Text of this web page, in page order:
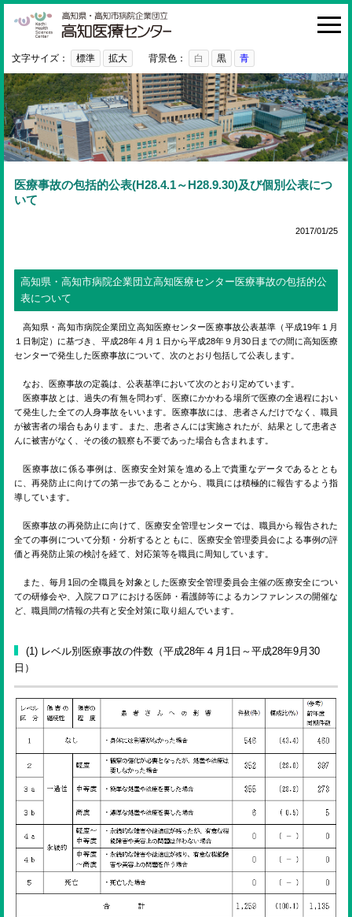
HOME
診療科・部門
外来
入院・お見舞い
病院紹介
医療関係者の方へ
利用ガイド
採用情報
ご意見・ご要望
ENGLISH
検索
文字サイズ： 標準 拡大 背景色： 白 黒 青
医療事故の包括的公表(H28.4.1～H28.9.30)及び個別公表につ
いて
2017/01/25
高知県・高知市病院企業団立高知医療センター医療事故の包括的公
表について
高知県・高知市病院企業団立高知医療センター医療事故公表基準（平成19年１月
１日制定）に基づき、平成28年４月１日から平成28年９月30日までの間に高知医療
センターで発生した医療事故について、次のとおり包括して公表します。
なお、医療事故の定義は、公表基準において次のとおり定めています。
医療事故とは、過失の有無を問わず、医療にかかわる場所で医療の全過程におい
て発生した全ての人身事故をいいます。医療事故には、患者さんだけでなく、職員
が被害者の場合もあります。また、患者さんには実施されたが、結果として患者さ
んに被害がなく、その後の観察も不要であった場合も含まれます。
医療事故に係る事例は、医療安全対策を進める上で貴重なデータであるととも
に、再発防止に向けての第一歩であることから、職員には積極的に報告するよう指
導しています。
医療事故の再発防止に向けて、医療安全管理センターでは、職員から報告された
全ての事例について分類・分析するとともに、医療安全管理委員会による事例の評
価と再発防止策の検討を経て、対応策等を職員に周知しています。
また、毎月1回の全職員を対象とした医療安全管理委員会主催の医療安全につい
ての研修会や、入院フロアにおける医師・看護師等によるカンファレンスの開催な
ど、職員間の情報の共有と安全対策に取り組んでいます。
(1) レベル別医療事故の件数（平成28年４月1日～平成28年9月30
日）